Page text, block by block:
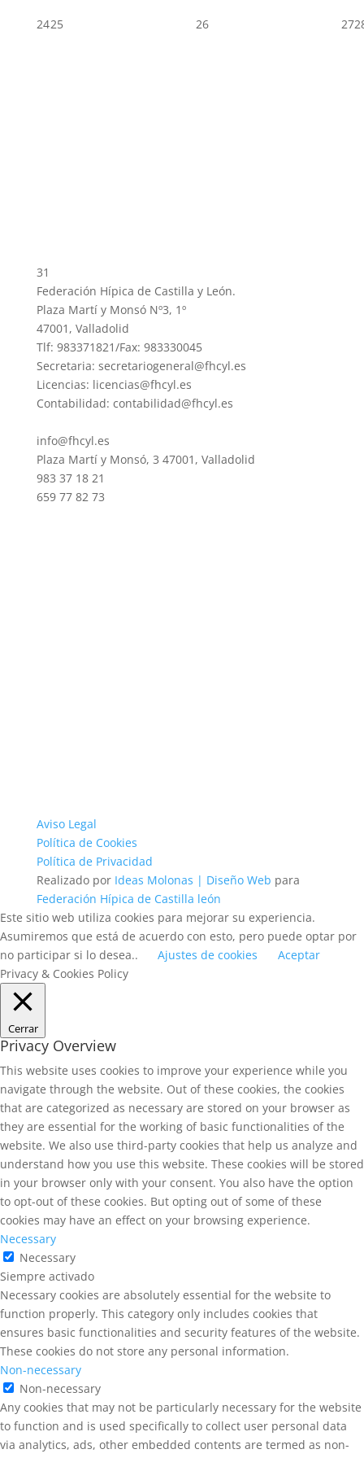
2425 26 27
31
Federación Hípica de Castilla y León.
Plaza Martí y Monsó Nº3, 1º
47001, Valladolid
Tlf: 983371821/Fax: 983330045
Secretaria: secretariogeneral@fhcyl.es
Licencias: licencias@fhcyl.es
Contabilidad: contabilidad@fhcyl.es
info@fhcyl.es
Plaza Martí y Monsó, 3 47001, Valladolid
983 37 18 21
659 77 82 73
Aviso Legal
Política de Cookies
Política de Privacidad
Realizado por Ideas Molonas | Diseño Web para
Federación Hípica de Castilla león
Este sitio web utiliza cookies para mejorar su experiencia.
Asumiremos que está de acuerdo con esto, pero puede optar por
no participar si lo desea..
Ajustes de cookies
Aceptar
Privacy & Cookies Policy
Cerrar
Privacy Overview
This website uses cookies to improve your experience while you
navigate through the website. Out of these cookies, the cookies
that are categorized as necessary are stored on your browser as
they are essential for the working of basic functionalities of the
website. We also use third-party cookies that help us analyze and
understand how you use this website. These cookies will be stored
in your browser only with your consent. You also have the option
to opt-out of these cookies. But opting out of some of these
cookies may have an effect on your browsing experience.
Necessary
Necessary
Siempre activado
Necessary cookies are absolutely essential for the website to
function properly. This category only includes cookies that
ensures basic functionalities and security features of the website.
These cookies do not store any personal information.
Non-necessary
Non-necessary
Any cookies that may not be particularly necessary for the website
to function and is used specifically to collect user personal data
via analytics, ads, other embedded contents are termed as non-